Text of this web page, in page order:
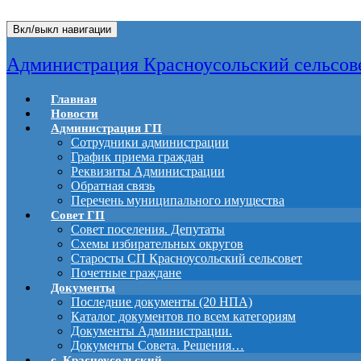
Вкл/выкл навигации
Администрация Красноусольский
Главная
Новости
Администрация ГП
Сотрудники администрации
График приема граждан
Реквизиты Администрации
Обратная связь
Перечень муниципального имущества
Совет ГП
Совет поселения. Депутаты
Схемы избирательных округов
Старосты СП Красноусольский сельсовет
Почетные граждане
Документы
Последние документы (20 НПА)
Каталог документов по всем категориям
Документы Администрации.
Документы Совета. Решения…